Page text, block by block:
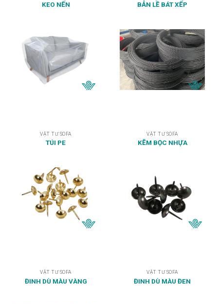
KEO NẾN BẢN LỀ BÁT XẾP
VẬT TƯ SOFA
TÚI PE
VẬT TƯ SOFA
KẼM BỌC NHỰA
VẬT TƯ SOFA
ĐINH DÙ MÀU VÀNG
VẬT TƯ SOFA
ĐINH DÙ MÀU ĐEN